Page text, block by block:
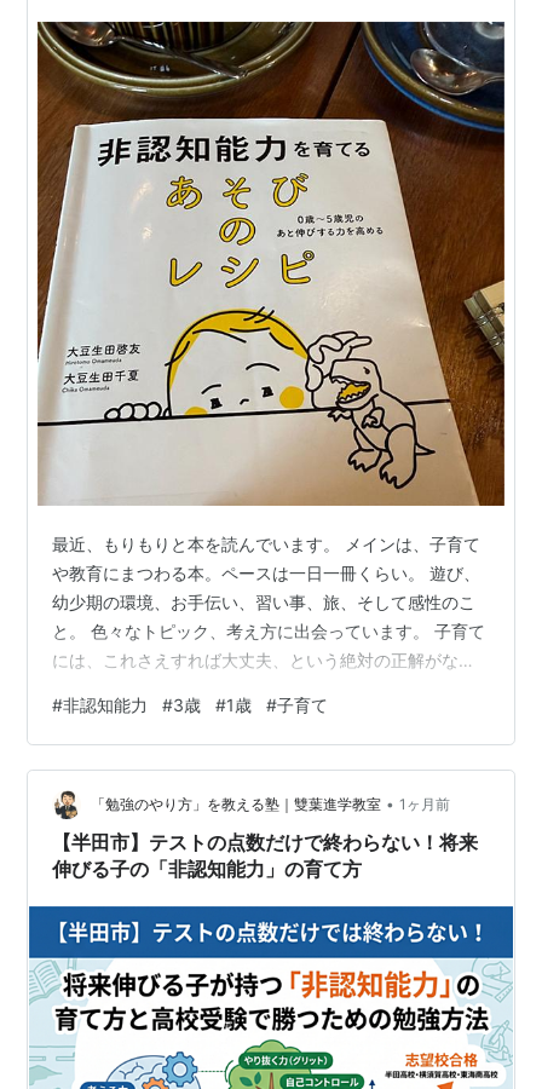
最近、もりもりと本を読んでいます。 メインは、子育て
や教育にまつわる本。ペースは一日一冊くらい。 遊び、
幼少期の環境、お手伝い、習い事、旅、そして感性のこ
と。 色々なトピック、考え方に出会っています。 子育て
には、これさえすれば大丈夫、という絶対の正解がなく
きる限りの愛情を、その子に合う形で届けたい。できる
だけ健やかに、自分らしく育ってほしい。 だからこそ、
そのときどきで目に入るネットの情報に振り回されて、
不安を埋めるためだけに何かを選ぶのではなくて。 いろ
いろな考え方を知ったうえで、我が家には何が合うの
か。娘たちには、どんな時間を多く渡して…
#非認知能力 #3歳 #1歳 #子育て
「勉強のやり方」を教える塾｜雙葉進学教室 • 1ヶ月前
【半田市】テストの点数だけで終わらない！将来
伸びる子の「非認知能力」の育て方